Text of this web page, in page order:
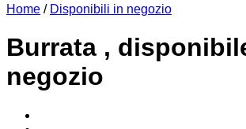
Home / Disponibili in negozio
Burrata ,
negozio